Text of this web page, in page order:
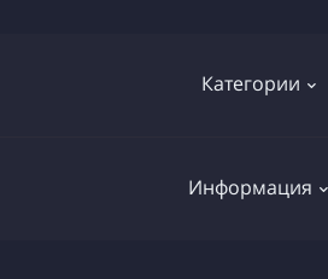
Категории
Информация